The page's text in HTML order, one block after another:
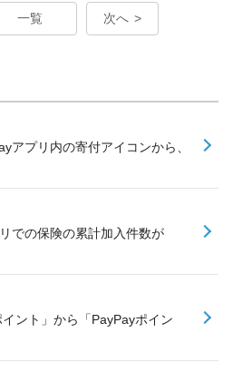
一覧 次へ
アプリ内の寄付アイコンから、
での保険の累計加入件数が
ント」から「PayPayポイン